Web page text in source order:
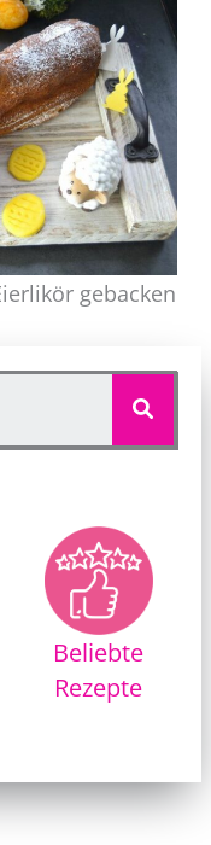
gebacken
Beliebte
Rezepte